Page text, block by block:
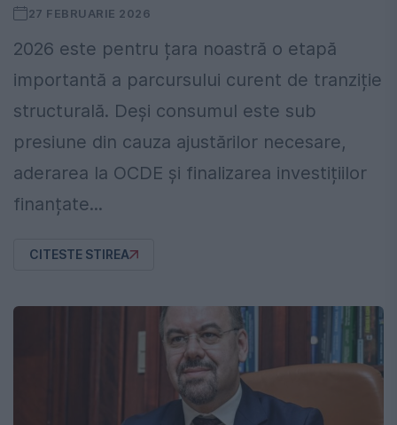
27 FEBRUARIE 2026
2026 este pentru țara noastră o etapă
importantă a parcursului curent de tranziție
structurală. Deși consumul este sub
presiune din cauza ajustărilor necesare,
aderarea la OCDE și finalizarea investițiilor
finanțate...
CITESTE STIREA